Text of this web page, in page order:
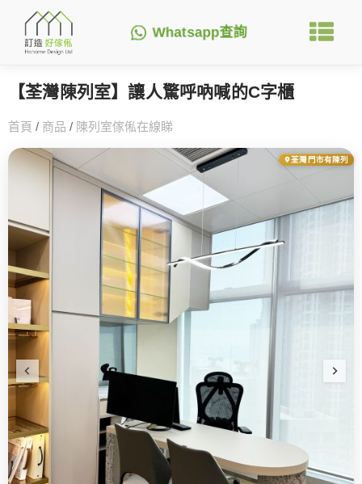
Whatsapp查詢
【荃灣陳列室】讓人驚呼吶喊的C字櫃
首頁 / 商品 / 陳列室傢俬在線睇
荃灣門市有陳列